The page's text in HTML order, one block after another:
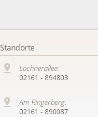
Standorte
Lochnerallee:
02161 - 894803
Am Ringerberg:
02161 - 890087